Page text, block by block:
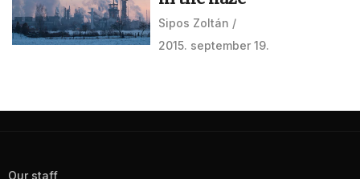
Sipos Zoltán
2015. september 19.
Our staff